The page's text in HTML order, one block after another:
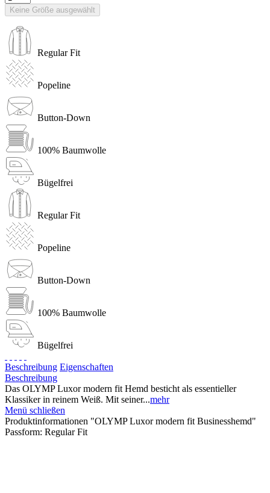
Keine Größe ausgewählt
Regular Fit
Popeline
Button-Down
100% Baumwolle
Bügelfrei
Regular Fit
Popeline
Button-Down
100% Baumwolle
Bügelfrei
Beschreibung Eigenschaften
Beschreibung
Das OLYMP Luxor modern fit Hemd besticht als essentieller
Klassiker in reinem Weiß. Mit seiner...mehr
Menü schließen
Produktinformationen "OLYMP Luxor modern fit Businesshemd"
Passform: Regular Fit